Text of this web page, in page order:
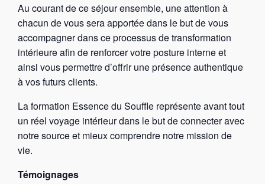
Au courant de ce séjour ensemble, une attention à
chacun de vous sera apportée dans le but de vous
accompagner dans ce processus de transformation
intérieure afin de renforcer votre posture interne et
ainsi vous permettre d’offrir une présence authentique
à vos futurs clients.
La formation Essence du Souffle représente avant tout
un réel voyage intérieur dans le but de connecter avec
notre source et mieux comprendre notre mission de
vie.
Témoignages